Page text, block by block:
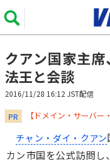
クアン国家主
法王と会談
2016/11/28 16:12 JST配信
PR 【ドメイン・サーバ
チャン・ダイ・クアン
カン市国を公式訪問